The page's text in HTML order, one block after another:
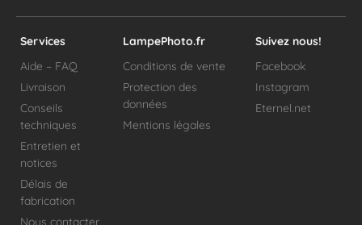
Services
Aide – FAQ
Livraison
Conseils
techniques
Entretien et
notices
Délais de
fabrication
Nous contacter
LampePhoto.fr
Conditions de vente
Protection des
données
Mentions légales
Suivez nous!
Facebook
Instagram
Eternel.net